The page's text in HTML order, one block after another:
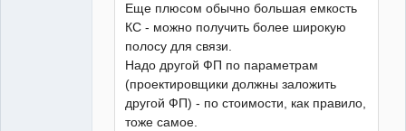
Еще плюсом обычно большая емкость
КС - можно получить более широкую
полосу для связи.
Надо другой ФП по параметрам
(проектировщики должны заложить
другой ФП) - по стоимости, как правило,
тоже самое.